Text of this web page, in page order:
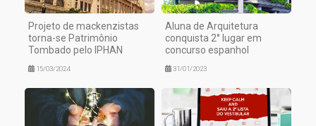
Projeto de mackenzistas
torna-se Patrimônio
Tombado pelo IPHAN
15/03/2024
Aluna de Arquitetura
conquista 2° lugar em
concurso espanhol
31/01/2023